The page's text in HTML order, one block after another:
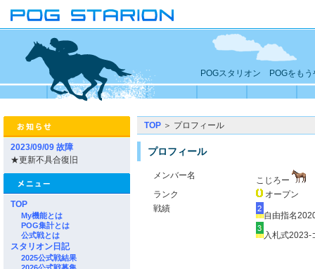
POGスタリオン POGをもう
2023/09/09 故障
★更新不具合復旧
TOP
My機能とは
POG集計とは
公式戦とは
スタリオン日記
2025公式戦結果
TOP ＞ プロフィール
プロフィール
メンバー名
こじろー
ランク
オープン
戦績
自由指名
入札式2023-